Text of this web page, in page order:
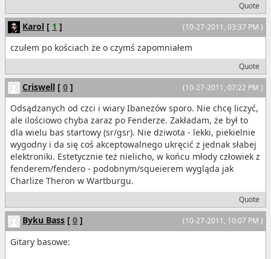
Quote
(10-27-2011, 03:37 PM )
Karol [ 1 ]
czułem po kościach że o czymś zapomniałem
Quote
(10-27-2011, 07:22 PM )
Criswell [ 0 ]
Odsądzanych od czci i wiary Ibanezów sporo. Nie chcę liczyć,
ale ilościowo chyba zaraz po Fenderze. Zakładam, że był to
dla wielu bas startowy (sr/gsr). Nie dziwota - lekki, piekielnie
wygodny i da się coś akceptowalnego ukręcić z jednak słabej
elektroniki. Estetycznie też nielicho, w końcu młody człowiek z
fenderem/fendero - podobnym/squeierem wygląda jak
Charlize Theron w Wartburgu.
Quote
(10-27-2011, 10:07 PM )
Byku Bass [ 0 ]
Gitary basowe: